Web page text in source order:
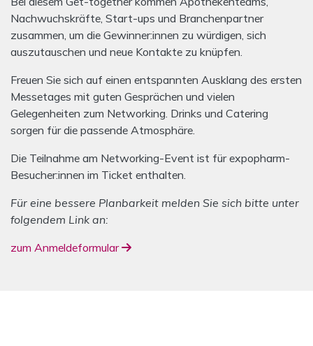
Nachwuchskräfte, Start-ups und Branchenpartner
zusammen, um die Gewinner:innen zu würdigen, sich
auszutauschen und neue Kontakte zu knüpfen.
Freuen Sie sich auf einen entspannten Ausklang des ersten
Messetages mit guten Gesprächen und vielen
Gelegenheiten zum Networking. Drinks und Catering
sorgen für die passende Atmosphäre.
Die Teilnahme am Networking-Event ist für expopharm-
Besucher:innen im Ticket enthalten.
Für eine bessere Planbarkeit melden Sie sich bitte unter
folgendem Link an:
zum Anmeldeformular